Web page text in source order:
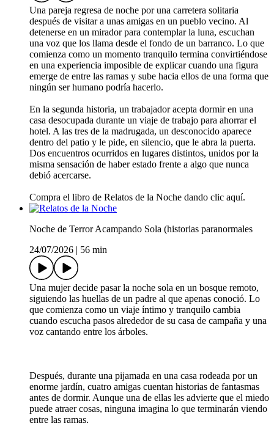
Una pareja regresa de noche por una carretera solitaria
después de visitar a unas amigas en un pueblo vecino. Al
detenerse en un mirador para contemplar la luna, escuchan
una voz que los llama desde el fondo de un barranco. Lo que
comienza como un momento tranquilo termina convirtiéndose
en una experiencia imposible de explicar cuando una figura
emerge de entre las ramas y sube hacia ellos de una forma que
ningún ser humano podría hacerlo.
En la segunda historia, un trabajador acepta dormir en una
casa desocupada durante un viaje de trabajo para ahorrar el
hotel. A las tres de la madrugada, un desconocido aparece
dentro del patio y le pide, en silencio, que le abra la puerta.
Dos encuentros ocurridos en lugares distintos, unidos por la
misma sensación de haber estado frente a algo que nunca
debió acercarse.
Compra el libro de Relatos de la Noche dando clic aquí.
Noche de Terror Acampando Sola (historias paranormales
24/07/2026
56 min
Una mujer decide pasar la noche sola en un bosque remoto,
siguiendo las huellas de un padre al que apenas conoció. Lo
que comienza como un viaje íntimo y tranquilo cambia
cuando escucha pasos alrededor de su casa de campaña y una
voz cantando entre los árboles.
Después, durante una pijamada en una casa rodeada por un
enorme jardín, cuatro amigas cuentan historias de fantasmas
antes de dormir. Aunque una de ellas les advierte que el miedo
puede atraer cosas, ninguna imagina lo que terminarán viendo
entre las ramas.